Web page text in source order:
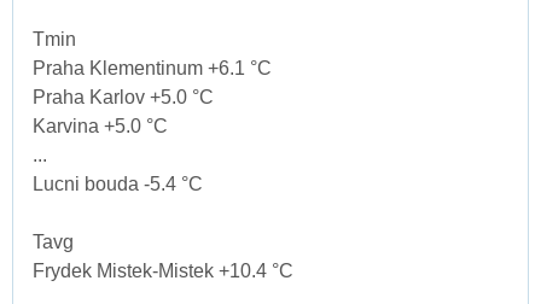
Tmin
Praha Klementinum +6.1 °C
Praha Karlov +5.0 °C
Karvina +5.0 °C
...
Lucni bouda -5.4 °C
Tavg
Frydek Mistek-Mistek +10.4 °C